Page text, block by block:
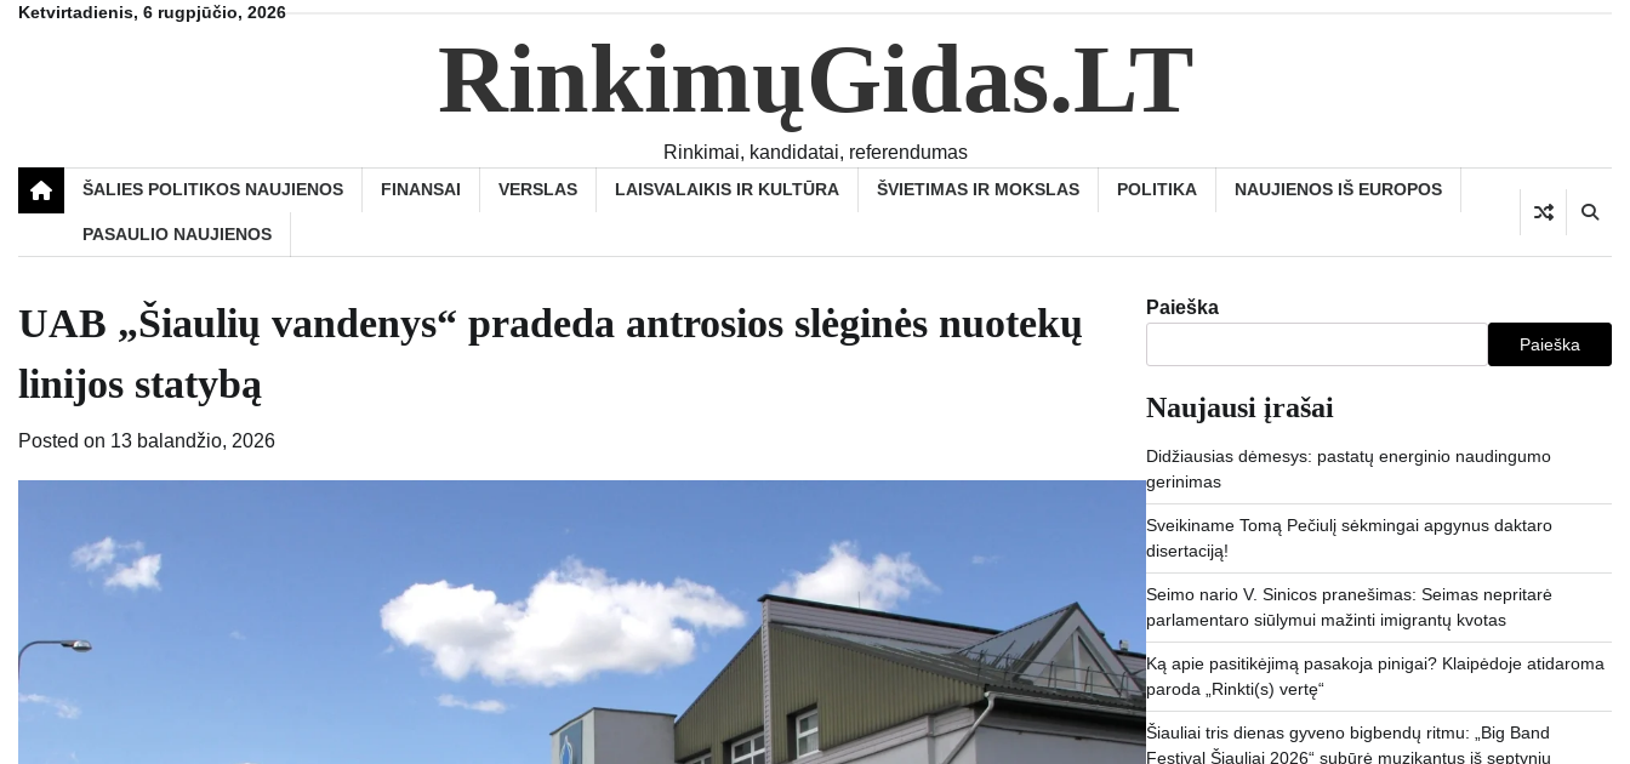
SkipKetvirtadienis, 6 rugpjūčio, 2026
RinkimųGidas.LT
Rinkimai, kandidatai, referendumas
ŠALIES POLITIKOS NAUJIENOS FINANSAI VERSLAS LAISVALAIKIS IR KULTŪRA ŠVIETIMAS IR MOKSLAS POLITIKA NAUJIENOS IŠ EUROPOS
PASAULIO NAUJIENOS
UAB „Šiaulių vandenys“ pradeda antrosios slėginės nuotekų
linijos statybą
Posted on 13 balandžio, 2026
Paieška
Paieška
Naujausi įrašai
Didžiausias dėmesys: pastatų energinio naudingumo
gerinimas
Sveikiname Tomą Pečiulį sėkmingai apgynus daktaro
disertaciją!
Seimo nario V. Sinicos pranešimas: Seimas nepritarė
parlamentaro siūlymui mažinti imigrantų kvotas
Ką apie pasitikėjimą pasakoja pinigai? Klaipėdoje atidaroma
paroda „Rinkti(s) vertę“
Šiauliai tris dienas gyveno bigbendų ritmu: „Big Band
Festival Šiauliai 2026“ subūrė muzikantus iš septynių